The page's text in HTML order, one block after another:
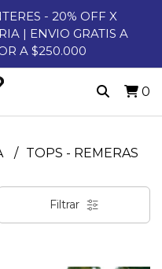
- 20% OFF X
| ENVIO GRATIS A
A $250.000
0
TOPS - REMERAS
Filtrar